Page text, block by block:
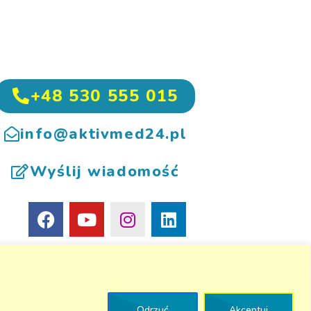
+48 530 555 015
info@aktivmed24.pl
Wyślij wiadomość